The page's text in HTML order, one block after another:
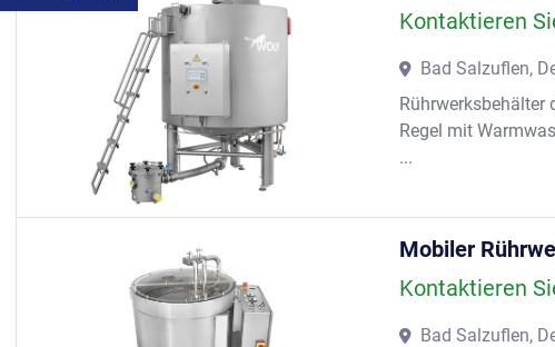
Kontaktieren
Bad Salzuflen,
Rührwerksbehälter
Regel mit
...
Mobiler
Kontaktieren
Bad Salzuflen,